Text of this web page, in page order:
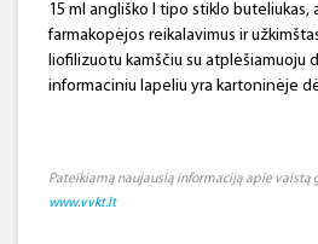
15 ml angliško I tipo stiklo buteliukas,
farmakopėjos reikalavimus ir
liofilizuotu kamščiu su atplėšiamuoju
informaciniu lapeliu yra kartoninėje
Pateikiamą naujausią informaciją apie
www.vvkt.lt